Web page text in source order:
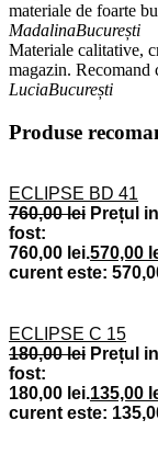
materiale de foarte
MadalinaBucurești
Materiale calitative,
magazin. Recomand
LuciaBucurești
Produse
ECLIPSE BD 41
760,00lei Prețul
fost:
760,00 lei.570,00
curent este:
ECLIPSE C 15
180,00lei Prețul
fost:
180,00 lei.135,00
curent este: